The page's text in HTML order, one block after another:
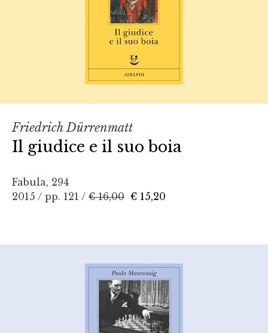
Friedrich Dürrenmatt
Il giudice e il suo boia
Fabula, 294
2015 / pp. 121 / € 16,00 € 15,20